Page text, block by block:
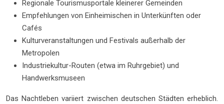
Regionale Tourismusportale kleinerer Gemeinden
Empfehlungen von Einheimischen in Unterkünften oder
Cafés
Kulturveranstaltungen und Festivals außerhalb der
Metropolen
Industriekultur-Routen (etwa im Ruhrgebiet) und
Handwerksmuseen
Das Nachtleben variiert zwischen deutschen Städten erheblich.